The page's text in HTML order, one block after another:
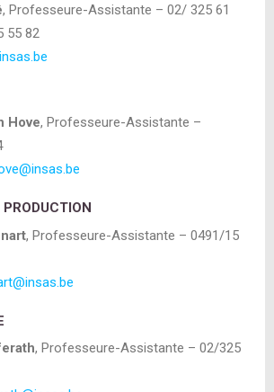
, Professeure-Assistante – 02/ 325 61
55 82
Hove, Professeure-Assistante –
, Professeure-Assistante – 0491/15
, Professeure-Assistante – 02/325